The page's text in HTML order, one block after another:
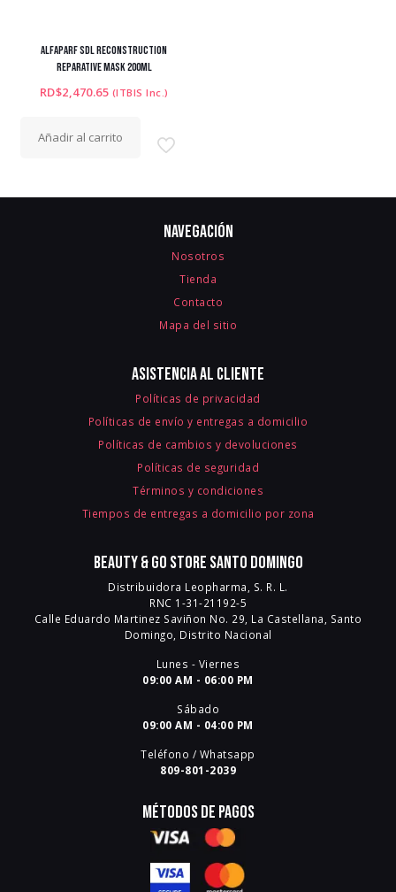
ALFAPARF SDL RECONSTRUCTION
REPARATIVE MASK 200ML
RD$2,470.65 (ITBIS Inc.)
Añadir al carrito
Navegación
Nosotros
Tienda
Contacto
Mapa del sitio
Asistencia al cliente
Políticas de privacidad
Políticas de envío y entregas a domicilio
Políticas de cambios y devoluciones
Políticas de seguridad
Términos y condiciones
Tiempos de entregas a domicilio por zona
Beauty & Go Store Santo Domingo
Distribuidora Leopharma, S. R. L.
RNC 1-31-21192-5
Calle Eduardo Martinez Saviñon No. 29, La Castellana, Santo
Domingo, Distrito Nacional
Lunes - Viernes
09:00 AM - 06:00 PM
Sábado
09:00 AM - 04:00 PM
Teléfono / Whatsapp
809-801-2039
Métodos de pagos